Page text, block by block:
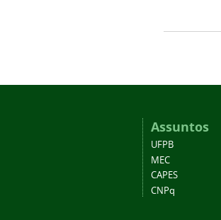
Assuntos
UFPB
MEC
CAPES
CNPq